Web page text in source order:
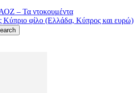
– Τα ντοκουμέντα
Κύπριο φίλο (Ελλάδα, Κύπρος και ευρώ)